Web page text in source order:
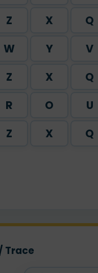
Z X Q
W Y V
Z X Q
R O U
Z X Q
Trace